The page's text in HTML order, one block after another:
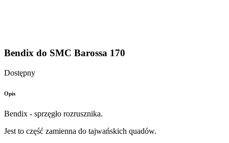
Bendix do SMC Barossa 170
Dostępny
Opis
Bendix - sprzęgło rozrusznika.
Jest to część zamienna do tajwańskich quadów.